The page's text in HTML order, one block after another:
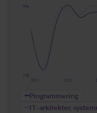
Hög
Låg
2022
2021
Programmering
IT-arkitekter,